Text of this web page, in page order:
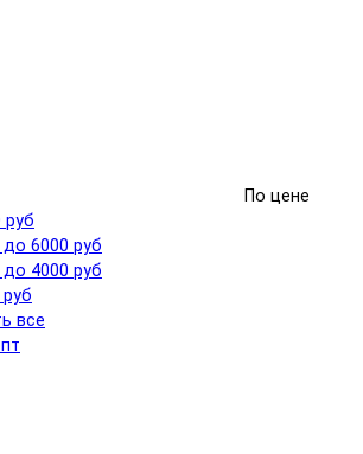
По цене
руб
6000 руб
4000 руб
все